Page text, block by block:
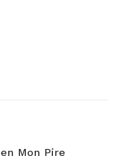
Mon Pire